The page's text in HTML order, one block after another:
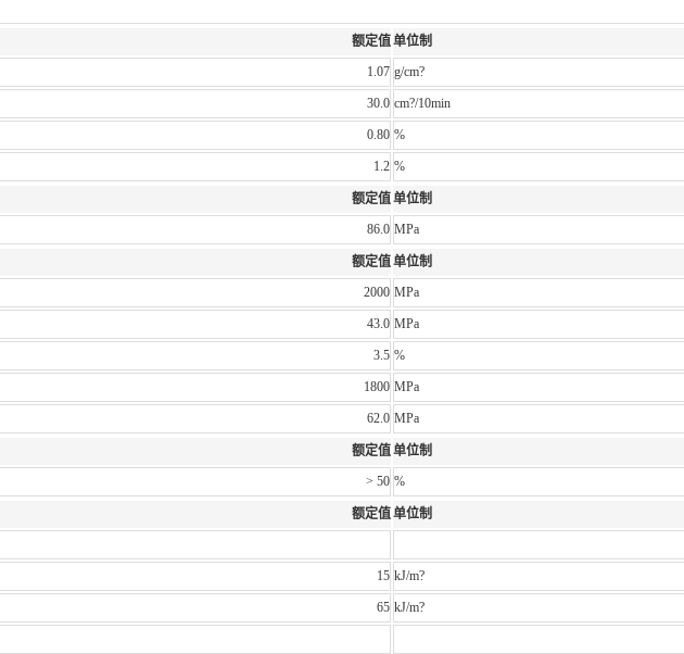
额定值单位制
1.07 g/cm?
30.0 cm?/10min
0.80 %
1.2 %
额定值单位制
86.0 MPa
额定值单位制
2000 MPa
43.0 MPa
3.5 %
1800 MPa
62.0 MPa
额定值单位制
> 50 %
额定值单位制
15 kJ/m?
65 kJ/m?